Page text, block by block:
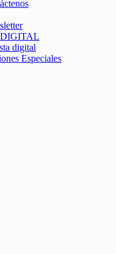
digital
Especiales